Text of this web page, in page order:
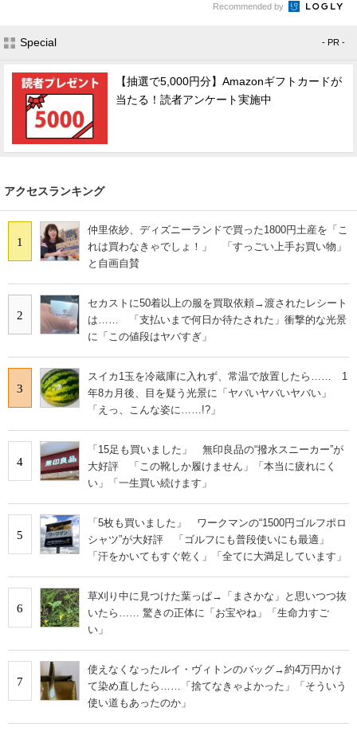
Recommended by
Special - PR -
【抽選で5,000円分】Amazonギフトカードが
当たる！読者アンケート実施中
アクセスランキング
1
仲里依紗、ディズニーランドで買った1800円土産を「こ
れは買わなきゃでしょ！」 「すっごい上手お買い物」
と自画自賛
2
セカストに50着以上の服を買取依頼→渡されたレシート
は…… 「支払いまで何日か待たされた」衝撃的な光景
に「この値段はヤバすぎ」
3
スイカ1玉を冷蔵庫に入れず、常温で放置したら…… 1
年8カ月後、目を疑う光景に「ヤバいヤバいヤバい」
「えっ、こんな姿に……!?」
4
「15足も買いました」 無印良品の“撥水スニーカー”が
大好評 「この靴しか履けません」「本当に疲れにく
い」「一生買い続けます」
5
「5枚も買いました」 ワークマンの“1500円ゴルフポロ
シャツ”が大好評 「ゴルフにも普段使いにも最適」
「汗をかいてもすぐ乾く」「全てに大満足しています」
6
草刈り中に見つけた葉っぱ→「まさかな」と思いつつ抜
いたら…… 驚きの正体に「お宝やね」「生命力すご
い」
7
使えなくなったルイ・ヴィトンのバッグ→約4万円かけ
て染め直したら……「捨てなきゃよかった」「そういう
使い道もあったのか」